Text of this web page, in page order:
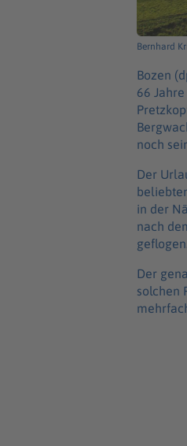
Bernhard
Bozen
66
noch
Der
in der
nach
geflogen.
Der
solchen